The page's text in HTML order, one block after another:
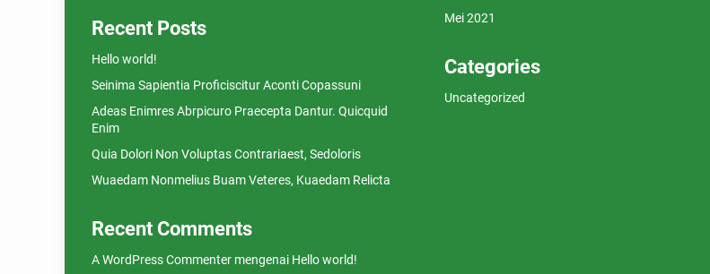
Recent Posts
Hello world!
Seinima Sapientia Proficiscitur Aconti Copassuni
Adeas Enimres Abrpicuro Praecepta Dantur. Quicquid
Enim
Quia Dolori Non Voluptas Contrariaest, Sedoloris
Wuaedam Nonmelius Buam Veteres, Kuaedam Relicta
Recent Comments
A WordPress Commenter mengenai Hello world!
Mei 2021
Categories
Uncategorized